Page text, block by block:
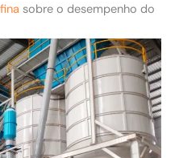
sobre o desempenho do